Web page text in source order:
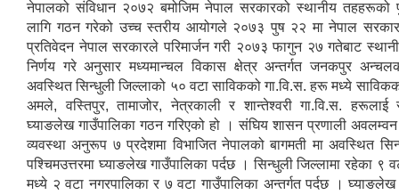
नेपालको संविधान २०७२ बमोजिम नेपाल सरकारको स्थानीय तहहरूको
लागि गठन गरेको उच्च स्तरीय आयोगले २०७३ पुष २२ मा नेपाल
प्रतिवेदन नेपाल सरकारले परिमार्जन गरी २०७३ फागुन २७ गतेबाट
निर्णय गरे अनुसार मध्यमान्चल विकास क्षेत्र अन्तर्गत जनकपुर
अवस्थित सिन्धुली जिल्लाको ५० वटा साविकको गा.वि.स. हरू मध्ये
अमले, वस्तिपुर, तामाजोर, नेत्रकाली र शान्तेश्वरी गा.वि.स. हरूलाई
घ्याङलेख गाउँपालिका गठन गरिएको हो । संघिय शासन प्रणाली अवलम्वन
व्यवस्था अनुरूप ७ प्रदेशमा विभाजित नेपालको बागमती मा अवस्थित
पश्चिमउत्तरमा घ्याङलेख गाउँपालिका पर्दछ । सिन्धुली जिल्लामा रहेका ९
मध्ये २ वटा नगरपालिका र ७ वटा गाउँपालिका अन्तर्गत पर्दछ । घ्याङलेख